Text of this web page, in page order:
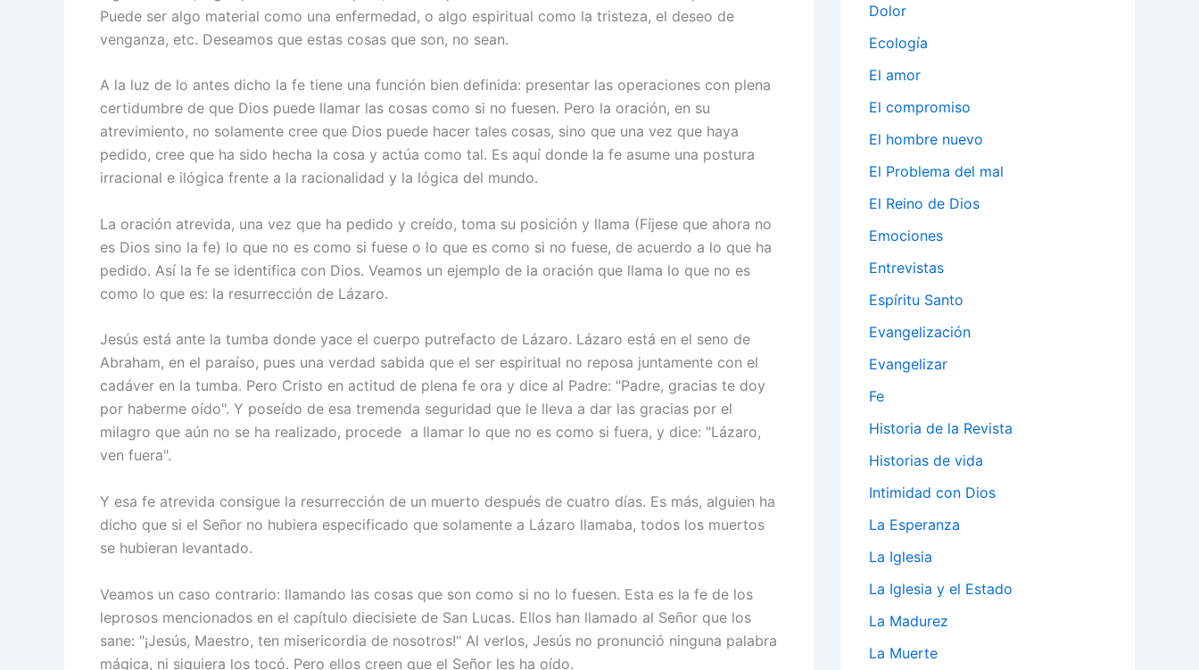
Puede ser algo material como una enfermedad, o algo espiritual como la tristeza, el deseo de
venganza, etc. Deseamos que estas cosas que son, no sean.
A la luz de lo antes dicho la fe tiene una función bien definida: presentar las operaciones con plena
certidumbre de que Dios puede llamar las cosas como si no fuesen. Pero la oración, en su
atrevimiento, no solamente cree que Dios puede hacer tales cosas, sino que una vez que haya
pedido, cree que ha sido hecha la cosa y actúa como tal. Es aquí donde la fe asume una postura
irracional e ilógica frente a la racionalidad y la lógica del mundo.
La oración atrevida, una vez que ha pedido y creído, toma su posición y llama (Fíjese que ahora no
es Dios sino la fe) lo que no es como si fuese o lo que es como si no fuese, de acuerdo a lo que ha
pedido. Así la fe se identifica con Dios. Veamos un ejemplo de la oración que llama lo que no es
como lo que es: la resurrección de Lázaro.
Jesús está ante la tumba donde yace el cuerpo putrefacto de Lázaro. Lázaro está en el seno de
Abraham, en el paraíso, pues una verdad sabida que el ser espiritual no reposa juntamente con el
cadáver en la tumba. Pero Cristo en actitud de plena fe ora y dice al Padre: "Padre, gracias te doy
por haberme oído". Y poseído de esa tremenda seguridad que le lleva a dar las gracias por el
milagro que aún no se ha realizado, procede a llamar lo que no es como si fuera, y dice: "Lázaro,
ven fuera".
Y esa fe atrevida consigue la resurrección de un muerto después de cuatro días. Es más, alguien ha
dicho que si el Señor no hubiera especificado que solamente a Lázaro llamaba, todos los muertos
se hubieran levantado.
Veamos un caso contrario: llamando las cosas que son como si no lo fuesen. Esta es la fe de los
leprosos mencionados en el capítulo diecisiete de San Lucas. Ellos han llamado al Señor que los
sane: "¡Jesús, Maestro, ten misericordia de nosotros!" Al verlos, Jesús no pronunció ninguna palabra
mágica, ni siquiera los tocó. Pero ellos creen que el Señor les ha oído.
Dolor
Ecología
El amor
El compromiso
El hombre nuevo
El Problema del mal
El Reino de Dios
Emociones
Entrevistas
Espíritu Santo
Evangelización
Evangelizar
Fe
Historia de la Revista
Historias de vida
Intimidad con Dios
La Esperanza
La Iglesia
La Iglesia y el Estado
La Madurez
La Muerte